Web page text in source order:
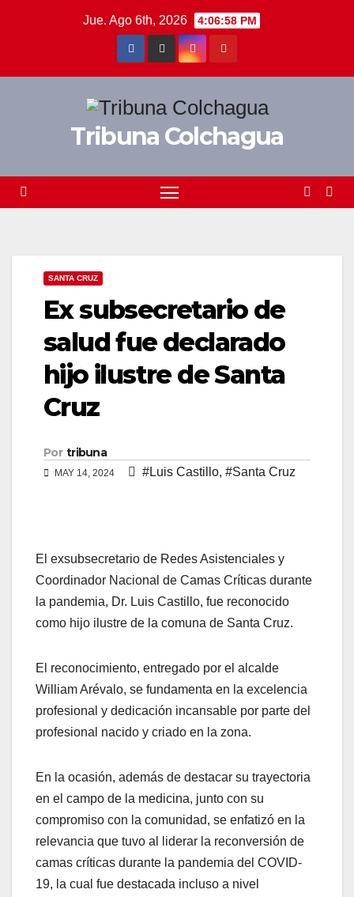
Jue. Ago 6th, 2026 4:06:58 PM
Tribuna Colchagua
SANTA CRUZ
Ex subsecretario de
salud fue declarado
hijo ilustre de Santa
Cruz
Por tribuna
MAY 14, 2024 #Luis Castillo, #Santa Cruz
El exsubsecretario de Redes Asistenciales y
Coordinador Nacional de Camas Críticas durante
la pandemia, Dr. Luis Castillo, fue reconocido
como hijo ilustre de la comuna de Santa Cruz.
El reconocimiento, entregado por el alcalde
William Arévalo, se fundamenta en la excelencia
profesional y dedicación incansable por parte del
profesional nacido y criado en la zona.
En la ocasión, además de destacar su trayectoria
en el campo de la medicina, junto con su
compromiso con la comunidad, se enfatizó en la
relevancia que tuvo al liderar la reconversión de
camas críticas durante la pandemia del COVID-
19, la cual fue destacada incluso a nivel